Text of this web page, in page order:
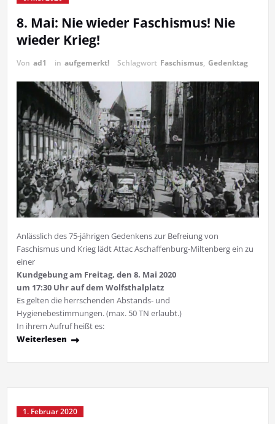
8. Mai: Nie wieder Faschismus! Nie
wieder Krieg!
Von ad1 in aufgemerkt! Schlagwort Faschismus, Gedenktag
Anlässlich des 75-jährigen Gedenkens zur Befreiung von
Faschismus und Krieg lädt Attac Aschaffenburg-Miltenberg ein zu
einer
Kundgebung am Freitag, den 8. Mai 2020
um 17:30 Uhr auf dem Wolfsthalplatz
Es gelten die herrschenden Abstands- und
Hygienebestimmungen. (max. 50 TN erlaubt.)
In ihrem Aufruf heißt es:
Weiterlesen
1. Februar 2020